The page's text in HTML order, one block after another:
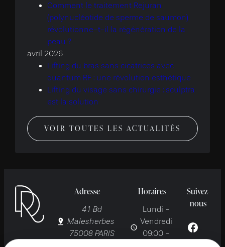
Comment le traitement Rejuran
(polynucléotide de sperme de saumon)
révolutionne-t-il la régénération de la
peau ?
avril 2026
Lifting du bras sans cicatrices avec
quantum RF : une révolution esthétique
Lifting du visage sans chirurgie : sculptra
est la solution
VOIR TOUTES LES ACTUALITÉS
Adresse
41 Bd
Malesherbes
75008 PARIS
Horaires
Lundi -
Vendredi
09:00 -
Suivez-
nous